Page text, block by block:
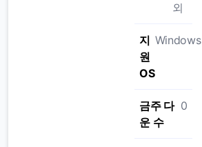
외
지
원
OS
Windows
금주 다
운 수
0